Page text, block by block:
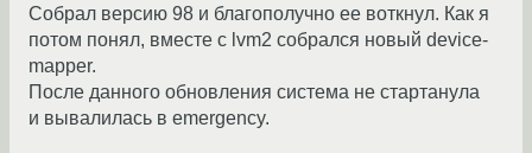
Собрал версию 98 и благополучно ее воткнул. Как я
потом понял, вместе с lvm2 собрался новый device-
mapper.
После данного обновления система не стартанула
и вывалилась в emergency.